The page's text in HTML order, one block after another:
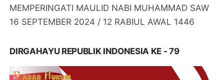
MEMPERINGATI MAULID NABI MUHAMMAD SAW
16 SEPTEMBER 2024 / 12 RABIUL AWAL 1446
DIRGAHAYU REPUBLIK INDONESIA KE - 79